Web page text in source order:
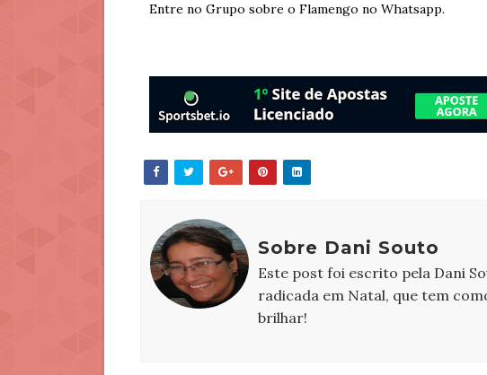
Entre no Grupo sobre o Flamengo no Whatsapp.
Sobre Dani Souto
Este post foi escrito pela Dani
radicada em Natal, que tem
brilhar!